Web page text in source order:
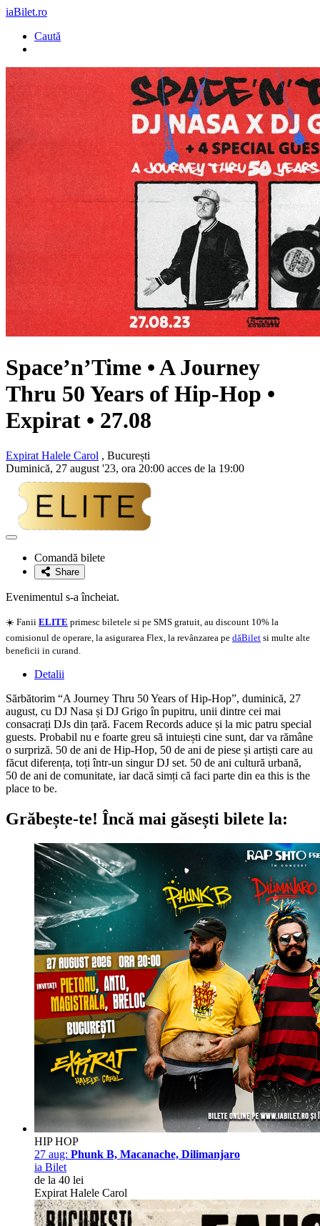
iaBilet.ro
Caută
Space’n’Time • A Journey
Thru 50 Years of Hip-Hop •
Expirat • 27.08
Expirat Halele Carol , București
Duminică, 27 august '23, ora 20:00 acces de la 19:00
Adaugă
favoriteComandă bilete
Share
Evenimentul s-a încheiat.
☀️ Fanii ELITE primesc biletele si pe SMS gratuit, au discount 10% la
comisionul de operare, la asigurarea Flex, la revânzarea pe dăBilet si multe alte
beneficii in curand.
Detalii
Sărbătorim “A Journey Thru 50 Years of Hip-Hop”, duminică, 27
august, cu DJ Nasa și DJ Grigo în pupitru, unii dintre cei mai
consacrați DJs din țară. Facem Records aduce și la mic patru special
guests. Probabil nu e foarte greu să intuiești cine sunt, dar va rămâne
o surpriză. 50 de ani de Hip-Hop, 50 de ani de piese și artiști care au
făcut diferența, toți într-un singur DJ set. 50 de ani cultură urbană,
50 de ani de comunitate, iar dacă simți că faci parte din ea this is the
place to be.
Grăbește-te! Încă mai găsești bilete la:
HIP HOP
27 aug: Phunk B, Macanache, Dilimanjaro
ia Bilet
de la 40 lei
Expirat Halele Carol